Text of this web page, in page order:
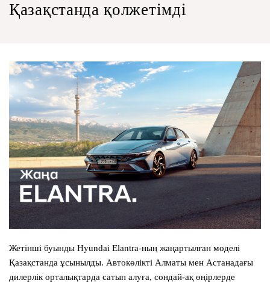
Қазақстанда қолжетімді
Жетінші буынды Hyundai Elantra-ның жаңартылған моделі
Қазақстанда ұсынылды. Автокөлікті Алматы мен Астанадағы
дилерлік орталықтарда сатып алуға, сондай-ақ өңірлерде